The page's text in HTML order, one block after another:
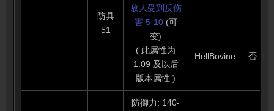
敌人受到反伤
害 5-10 (可
变)
( 此属性为
1.09 及以后
版本属性 )
防具
51
HellBovine 否
防御力: 140-